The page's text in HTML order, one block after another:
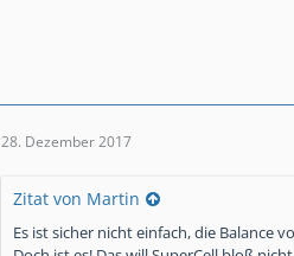
28. Dezember 2017
Zitat von Martin
Es ist sicher nicht einfach, die Balance